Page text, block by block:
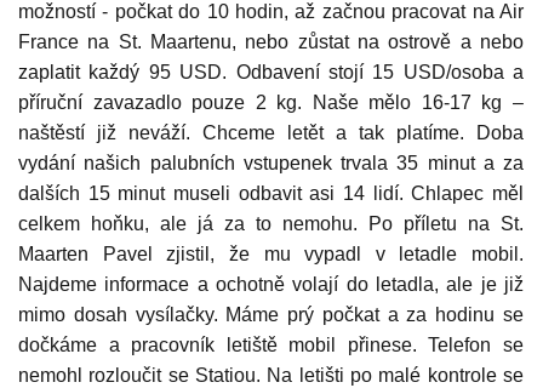
možností - počkat do 10 hodin, až začnou pracovat na Air
France na St. Maartenu, nebo zůstat na ostrově a nebo
zaplatit každý 95 USD. Odbavení stojí 15 USD/osoba a
příruční zavazadlo pouze 2 kg. Naše mělo 16-17 kg –
naštěstí již neváží. Chceme letět a tak platíme. Doba
vydání našich palubních vstupenek trvala 35 minut a za
dalších 15 minut museli odbavit asi 14 lidí. Chlapec měl
celkem hoňku, ale já za to nemohu. Po příletu na St.
Maarten Pavel zjistil, že mu vypadl v letadle mobil.
Najdeme informace a ochotně volají do letadla, ale je již
mimo dosah vysílačky. Máme prý počkat a za hodinu se
dočkáme a pracovník letiště mobil přinese. Telefon se
nemohl rozloučit se Statiou. Na letišti po malé kontrole se